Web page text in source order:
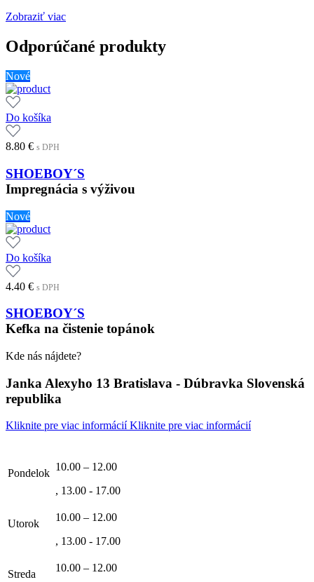
Zobraziť viac
Odporúčané produkty
Nové
Do košíka
8.80 € s DPH
SHOEBOY´S
Impregnácia s výživou
Nové
Do košíka
4.40 € s DPH
SHOEBOY´S
Kefka na čistenie topánok
Kde nás nájdete?
Janka Alexyho 13 Bratislava - Dúbravka Slovenská
republika
Kliknite pre viac informáciíKliknite pre viac informácií
Pondelok
10.00 – 12.00
, 13.00 - 17.00
Utorok
10.00 – 12.00
, 13.00 - 17.00
Streda
10.00 – 12.00